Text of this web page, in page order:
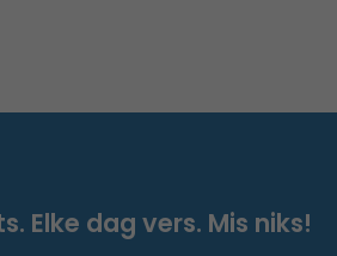
Elke dag vers. Mis niks!